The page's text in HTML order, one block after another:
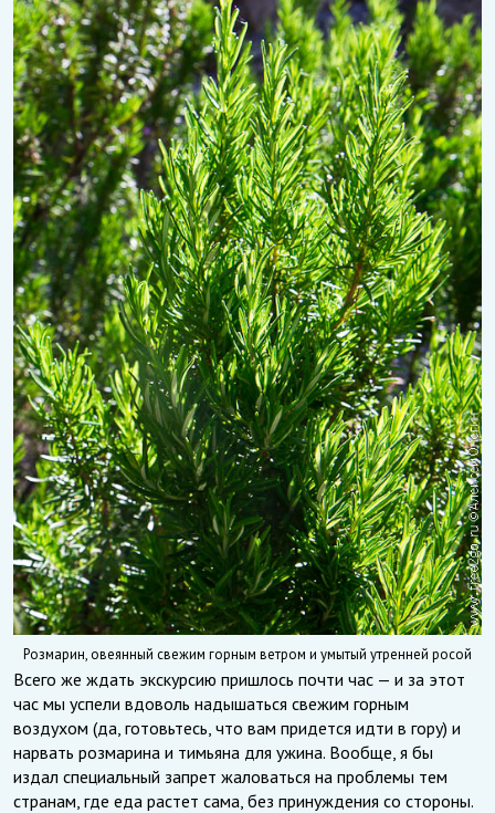
Розмарин, овеянный свежим горным ветром и умытый утренней росой
Всего же ждать экскурсию пришлось почти час — и за этот
час мы успели вдоволь надышаться свежим горным
воздухом (да, готовьтесь, что вам придется идти в гору) и
нарвать розмарина и тимьяна для ужина. Вообще, я бы
издал специальный запрет жаловаться на проблемы тем
странам, где еда растет сама, без принуждения со стороны.